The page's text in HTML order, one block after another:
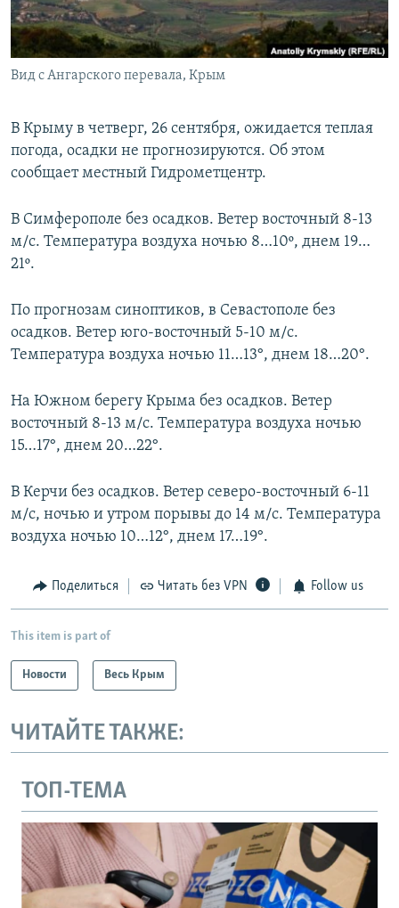
ПОБЕДИТЕЛЕЙ НЕ СУДЯТ?
КРЫМ.НЕПОКОРЕННЫЙ
ELIFBE
ПРИСОЕДИНЯЙТЕСЬ!
Все сайты RFE/RL
Вид с Ангарского перевала, Крым
В Крыму в четверг, 26 сентября, ожидается теплая
погода, осадки не прогнозируются. Об этом
сообщает местный Гидрометцентр.
В Симферополе без осадков. Ветер восточный 8-13
м/с. Температура воздуха ночью 8…10º, днем 19…
21º.
По прогнозам синоптиков, в Севастополе без
осадков. Ветер юго-восточный 5-10 м/с.
Температура воздуха ночью 11…13°, днем 18…20°.
На Южном берегу Крыма без осадков. Ветер
восточный 8-13 м/с. Температура воздуха ночью
15…17°, днем 20…22°.
В Керчи без осадков. Ветер северо-восточный 6-11
м/с, ночью и утром порывы до 14 м/с. Температура
воздуха ночью 10…12°, днем 17…19°.
Поделиться Читать без VPN Follow us
This item is part of
Новости Весь Крым
ЧИТАЙТЕ ТАКЖЕ:
ТОП-ТЕМА